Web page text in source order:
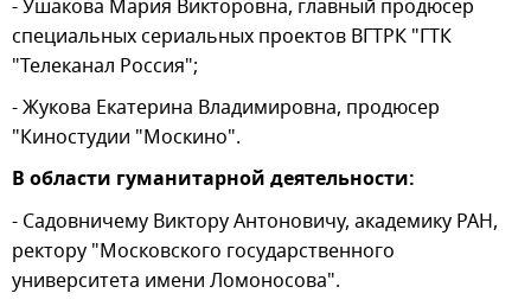
- Ушакова Мария Викторовна, главный продюсер
специальных сериальных проектов ВГТРК "ГТК
"Телеканал Россия";
- Жукова Екатерина Владимировна, продюсер
"Киностудии "Москино".
В области гуманитарной деятельности:
- Садовничему Виктору Антоновичу, академику РАН,
ректору "Московского государственного
университета имени Ломоносова".